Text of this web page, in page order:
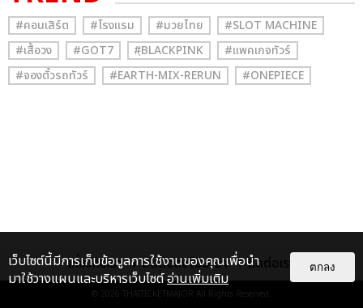
#คอนเสิร์ต #โรงแรม #มวยไทย
#SLOT MACHINE
#เสื้อวง
#GOT7 #ฺBLACKPINK
#แพคเกจทัวร์
#จองตั๋วรถทัวร์
#EARTH-MIX-RERUN #ONEPIECE
เกี่ยวกับเรา ติดต่อลงโฆษณา ติดต่อเรา
© 2026 THAITICKETMAJOR All Rights Reserved.
เว็บไซต์นี้มีการเก็บข้อมูลการใช้งานของคุณเพื่อนำ
มาใช้วางแผนและบริหารเว็บไซต์อ่านเพิ่มเติม
ตกลง